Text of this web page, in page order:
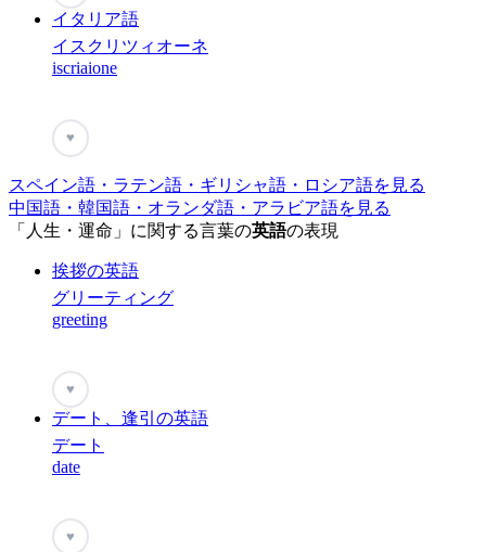
イタリア語
イスクリツィオーネ
iscriaione
♥
スペイン語・ラテン語・ギリシャ語・ロシア語を見る
中国語・韓国語・オランダ語・アラビア語を見る
「人生・運命」に関する言葉の英語の表現
挨拶の英語
グリーティング
greeting
♥
デート、逢引の英語
デート
date
♥